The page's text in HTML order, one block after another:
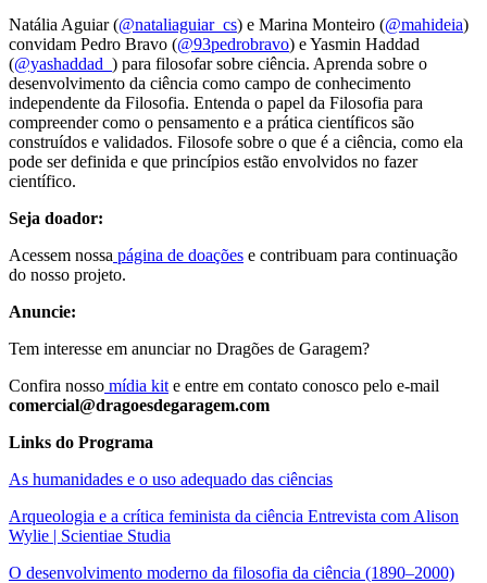
Natália Aguiar (@nataliaguiar_cs) e Marina Monteiro (@mahideia)
convidam Pedro Bravo (@93pedrobravo) e Yasmin Haddad
(@yashaddad_ ) para filosofar sobre ciência. Aprenda sobre o
desenvolvimento da ciência como campo de conhecimento
independente da Filosofia. Entenda o papel da Filosofia para
compreender como o pensamento e a prática científicos são
construídos e validados. Filosofe sobre o que é a ciência, como ela
pode ser definida e que princípios estão envolvidos no fazer
científico.
Seja doador:
Acessem nossa página de doações e contribuam para continuação
do nosso projeto.
Anuncie:
Tem interesse em anunciar no Dragões de Garagem?
Confira nosso mídia kit e entre em contato conosco pelo e-mail
comercial@dragoesdegaragem.com
Links do Programa
As humanidades e o uso adequado das ciências
Arqueologia e a crítica feminista da ciência Entrevista com Alison
Wylie | Scientiae Studia
O desenvolvimento moderno da filosofia da ciência (1890–2000)